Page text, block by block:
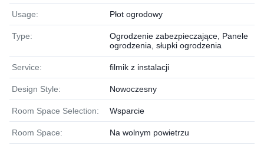
Usage: Płot ogrodowy
Type:
Ogrodzenie zabezpieczające, Panele
ogrodzenia, słupki ogrodzenia
Service: filmik z instalacji
Design Style: Nowoczesny
Room Space Selection: Wsparcie
Room Space: Na wolnym powietrzu